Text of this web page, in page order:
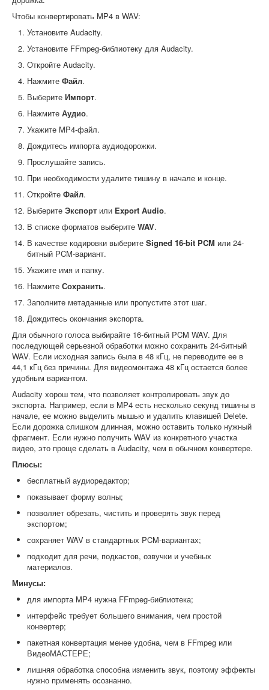
Чтобы конвертировать MP4 в WAV:
Установите Audacity.
Установите FFmpeg-библиотеку для Audacity.
Откройте Audacity.
Нажмите Файл.
Выберите Импорт.
Нажмите Аудио.
Укажите MP4-файл.
Дождитесь импорта аудиодорожки.
Прослушайте запись.
При необходимости удалите тишину в начале и конце.
Откройте Файл.
Выберите Экспорт или Export Audio.
В списке форматов выберите WAV.
В качестве кодировки выберите Signed 16-bit PCM или 24-
битный PCM-вариант.
Укажите имя и папку.
Нажмите Сохранить.
Заполните метаданные или пропустите этот шаг.
Дождитесь окончания экспорта.
Для обычного голоса выбирайте 16-битный PCM WAV. Для
последующей серьезной обработки можно сохранить 24-битный
WAV. Если исходная запись была в 48 кГц, не переводите ее в
44,1 кГц без причины. Для видеомонтажа 48 кГц остается более
удобным вариантом.
Audacity хорош тем, что позволяет контролировать звук до
экспорта. Например, если в MP4 есть несколько секунд тишины в
начале, ее можно выделить мышью и удалить клавишей Delete.
Если дорожка слишком длинная, можно оставить только нужный
фрагмент. Если нужно получить WAV из конкретного участка
видео, это проще сделать в Audacity, чем в обычном конвертере.
Плюсы:
бесплатный аудиоредактор;
показывает форму волны;
позволяет обрезать, чистить и проверять звук перед
экспортом;
сохраняет WAV в стандартных PCM-вариантах;
подходит для речи, подкастов, озвучки и учебных
материалов.
Минусы:
для импорта MP4 нужна FFmpeg-библиотека;
интерфейс требует большего внимания, чем простой
конвертер;
пакетная конвертация менее удобна, чем в FFmpeg или
ВидеоМАСТЕРЕ;
лишняя обработка способна изменить звук, поэтому эффекты
нужно применять осознанно.